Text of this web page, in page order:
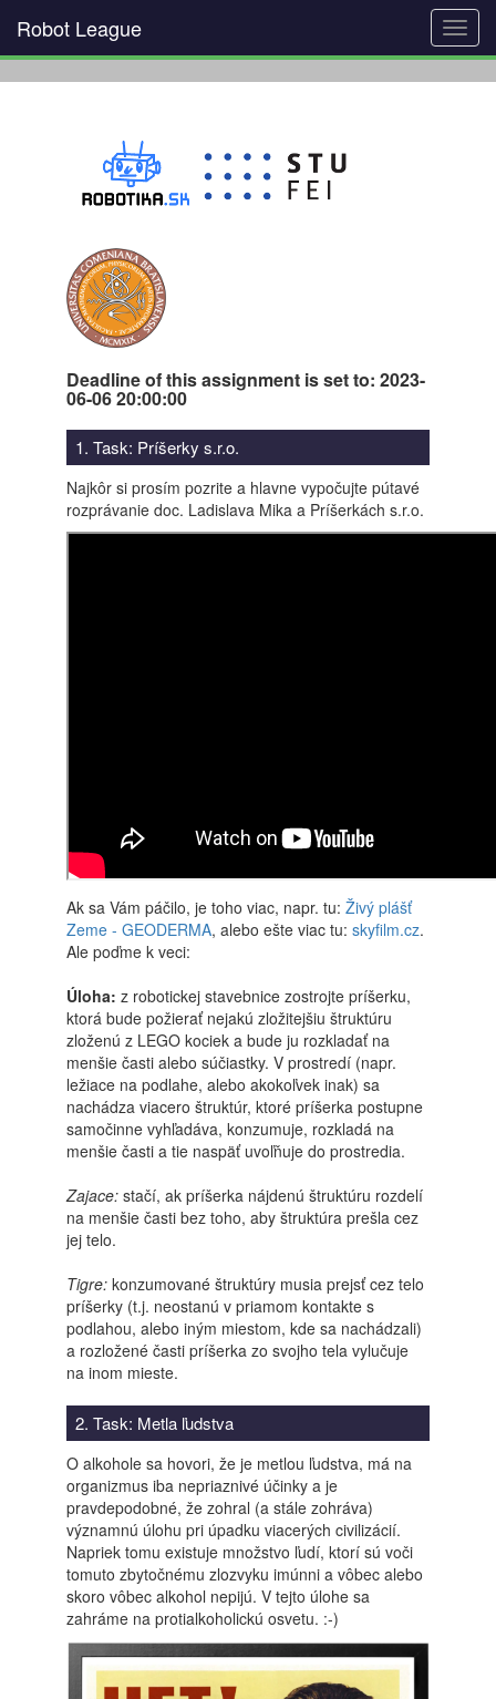
Robot League
Deadline of this assignment is set to: 2023-
06-06 20:00:00
1. Task: Príšerky s.r.o.
Najkôr si prosím pozrite a hlavne vypočujte pútavé
rozprávanie doc. Ladislava Mika a Príšerkách s.r.o.
Ak sa Vám páčilo, je toho viac, napr. tu: Živý plášť
Zeme - GEODERMA, alebo ešte viac tu: skyfilm.cz.
Ale poďme k veci:
Úloha: z robotickej stavebnice zostrojte príšerku,
ktorá bude požierať nejakú zložitejšiu štruktúru
zloženú z LEGO kociek a bude ju rozkladať na
menšie časti alebo súčiastky. V prostredí (napr.
ležiace na podlahe, alebo akokoľvek inak) sa
nachádza viacero štruktúr, ktoré príšerka postupne
samočinne vyhľadáva, konzumuje, rozkladá na
menšie časti a tie naspäť uvoľňuje do prostredia.
Zajace: stačí, ak príšerka nájdenú štruktúru rozdelí
na menšie časti bez toho, aby štruktúra prešla cez
jej telo.
Tigre: konzumované štruktúry musia prejsť cez telo
príšerky (t.j. neostanú v priamom kontakte s
podlahou, alebo iným miestom, kde sa nachádzali)
a rozložené časti príšerka zo svojho tela vylučuje
na inom mieste.
2. Task: Metla ľudstva
O alkohole sa hovori, že je metlou ľudstva, má na
organizmus iba nepriaznivé účinky a je
pravdepodobné, že zohral (a stále zohráva)
významnú úlohu pri úpadku viacerých civilizácií.
Napriek tomu existuje množstvo ľudí, ktorí sú voči
tomuto zbytočnému zlozvyku imúnni a vôbec alebo
skoro vôbec alkohol nepijú. V tejto úlohe sa
zahráme na protialkoholickú osvetu. :-)